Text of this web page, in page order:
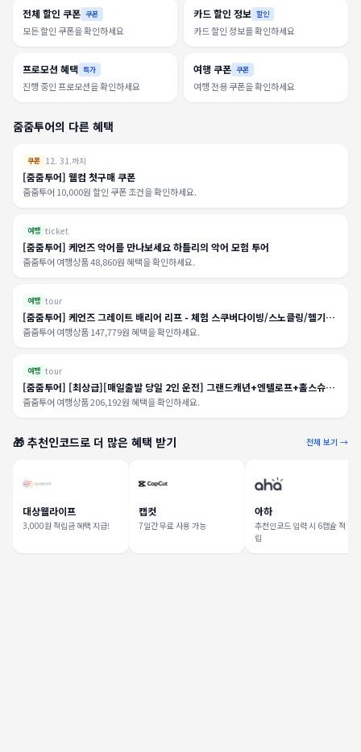
전체 할인 쿠폰 쿠폰
모든 할인 쿠폰을 확인하세요
카드 할인 정보 할인
카드 할인 정보를 확인하세요
프로모션 혜택 특가
진행 중인 프로모션을 확인하세요
여행 쿠폰 쿠폰
여행 전용 쿠폰을 확인하세요
줌줌투어의 다른 혜택
쿠폰 12. 31.까지
[줌줌투어] 웰컴 첫구매 쿠폰
줌줌투어 10,000원 할인 쿠폰 조건을 확인하세요.
여행 ticket
[줌줌투어] 케언즈 악어를 만나보세요 하틀리의 악어 모험 투어
줌줌투어 여행상품 48,860원 혜택을 확인하세요.
여행 tour
[줌줌투어] 케언즈 그레이트 배리어 리프 - 체험 스쿠버다이빙/스노클링/헬기옵
션 *다운언더(DUCD)
줌줌투어 여행상품 147,779원 혜택을 확인하세요.
여행 tour
[줌줌투어] [최상급][매일출발 당일 2인 운전] 그랜드캐년+엔텔로프+홀스슈
+파웰호수+웰컴싸인+별
줌줌투어 여행상품 206,192원 혜택을 확인하세요.
🎁 추천인코드로 더 많은 혜택 받기 전체 보기 →
대상웰라이프
3,000원 적립금 혜택 지급!
캡컷
7일간 무료 사용 가능
아하
추천인코드 입력 시 6캡슐 적
립